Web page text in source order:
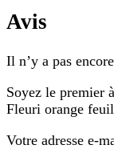
Avis
Il n’y a pas
Soyez le premier
Fleuri orange
Votre adresse e-